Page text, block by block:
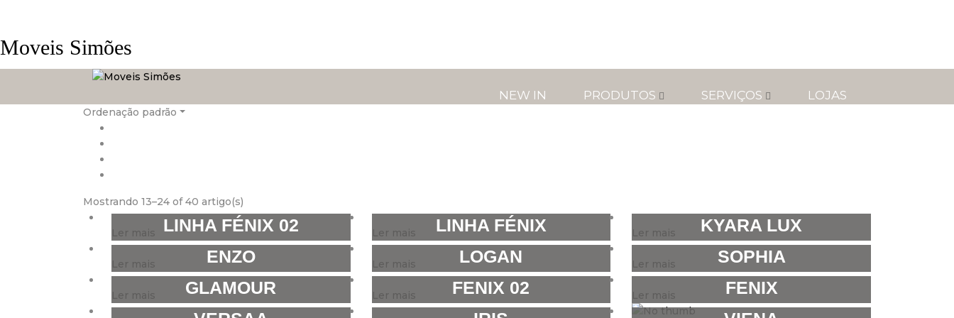
Moveis Simões
NEW IN PRODUTOS SERVIÇOS LOJAS
Ordenação padrão
Mostrando 13–24 of 40 artigo(s)
Ler mais LINHA FÉNIX 02 Ler mais LINHA FÉNIX Ler mais KYARA LUX
Ler mais ENZO Ler mais LOGAN Ler mais SOPHIA
Ler mais GLAMOUR Ler mais FENIX 02 Ler mais FENIX